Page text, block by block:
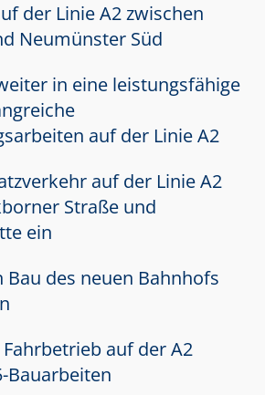
der Linie A2 zwischen
Neumünster Süd
in eine leistungsfähige
auf der Linie A2
auf der Linie A2
Straße und
ein
Bau des neuen Bahnhofs
auf der A2
Bauarbeiten